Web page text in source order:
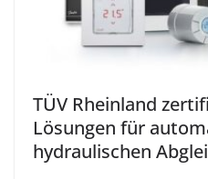
TÜV Rheinland
Lösungen für
hydraulischen